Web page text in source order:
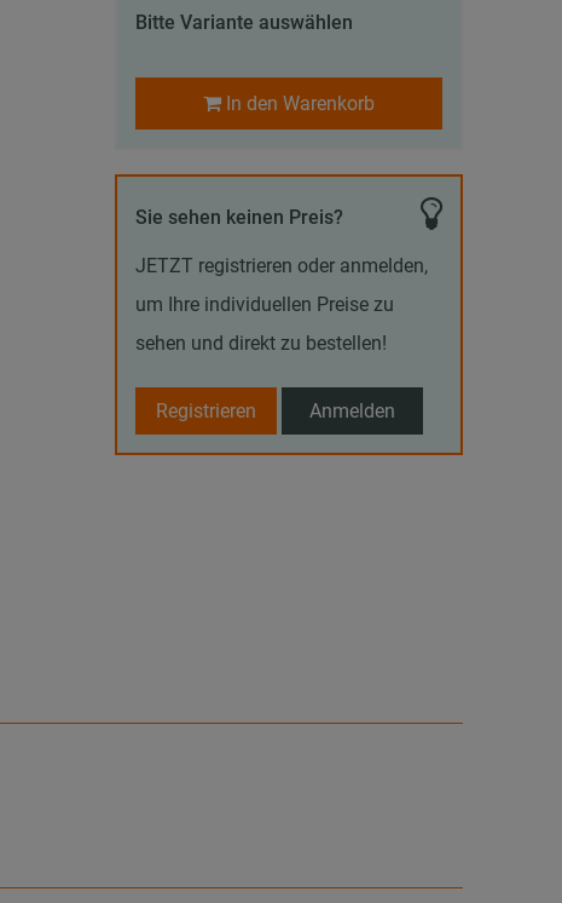
Bitte Variante auswählen
In den Warenkorb
Sie sehen keinen Preis?
JETZT registrieren oder anmelden,
um Ihre individuellen Preise zu
sehen und direkt zu bestellen!
Registrieren Anmelden